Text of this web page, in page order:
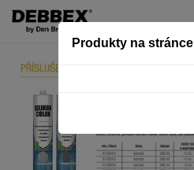
Produkty na stránce